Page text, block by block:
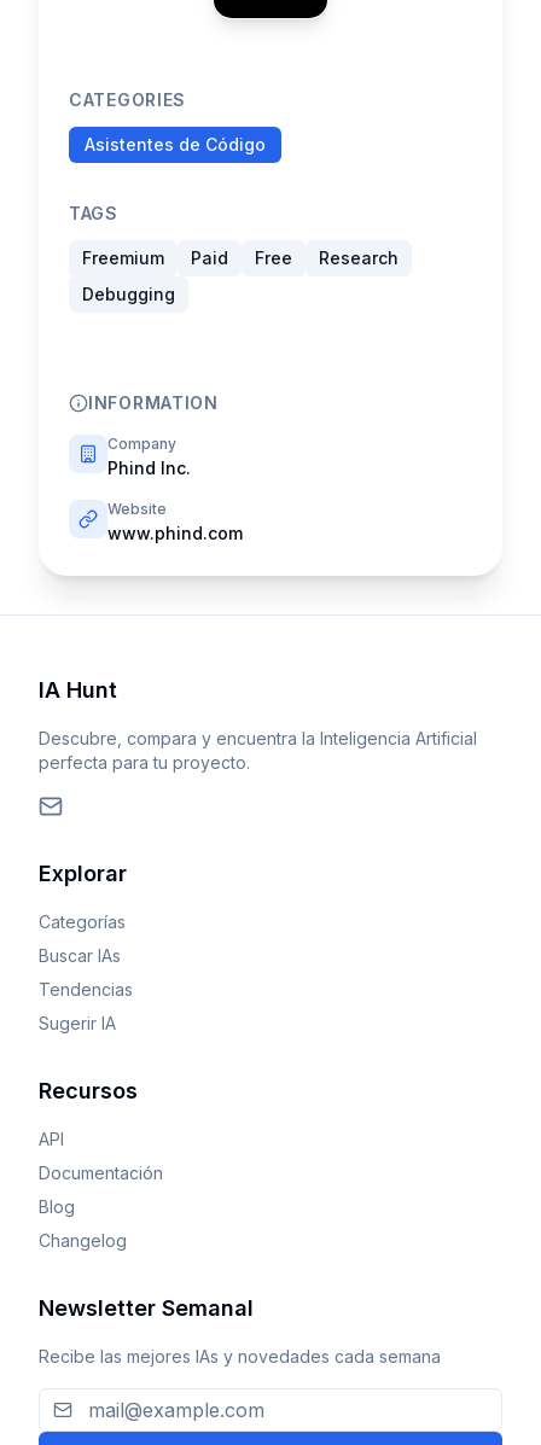
CATEGORIES
Asistentes de Código
TAGS
Freemium Paid Free
Research
Debugging
INFORMATION
Company
Phind Inc.
Website
www.phind.com
IA Hunt
Descubre, compara y encuentra la Inteligencia Artificial
perfecta para tu proyecto.
Explorar
Categorías
Buscar IAs
Tendencias
Sugerir IA
Recursos
API
Documentación
Blog
Changelog
Newsletter Semanal
Recibe las mejores IAs y novedades cada semana